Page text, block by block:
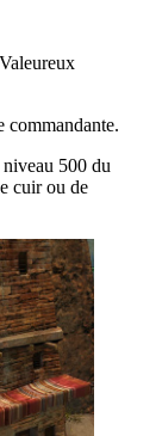
commandante.
500 du
cuir ou de